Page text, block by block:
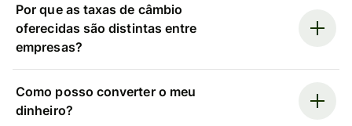
Por que as taxas de câmbio
oferecidas são distintas entre
empresas?
Como posso converter o meu
dinheiro?